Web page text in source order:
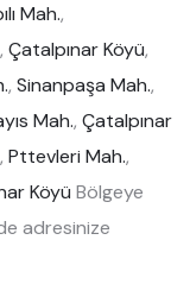
Mah.,
, Çatalpınar Köyü,
, Sinanpaşa Mah.,
Mah., Çatalpınar
, Pttevleri Mah.,
Köyü Bölgeye
adresinize